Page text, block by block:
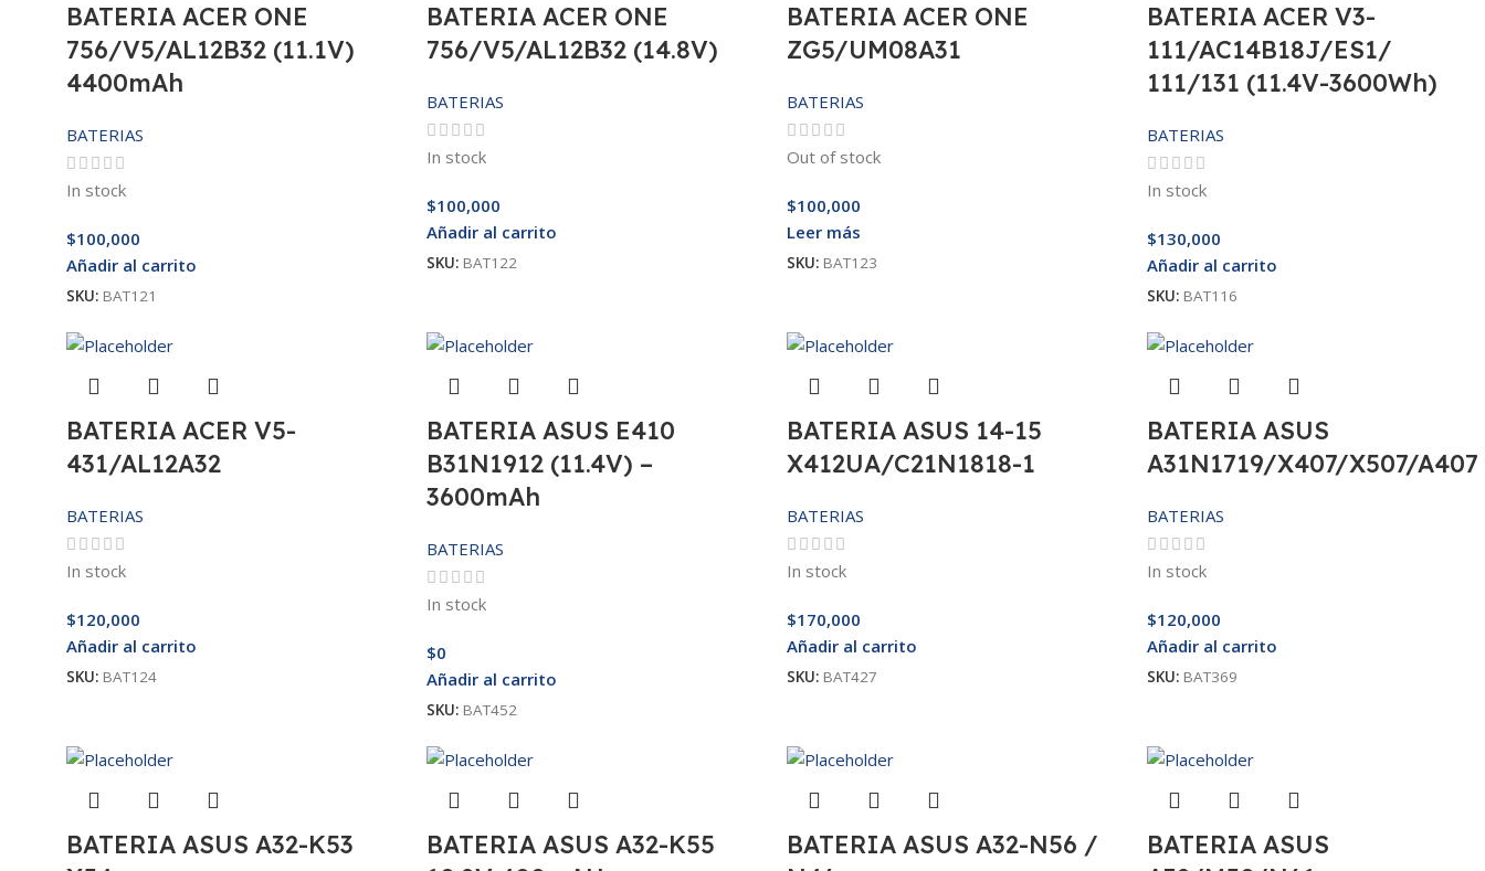
BATERIA ACER ONE
756/V5/AL12B32 (11.1V)
4400mAh
BATERIAS
In stock
$100,000
Añadir al carrito
SKU: BAT121
BATERIA ACER ONE
756/V5/AL12B32 (14.8V)
BATERIAS
In stock
$100,000
Añadir al carrito
SKU: BAT122
BATERIA ACER ONE
ZG5/UM08A31
BATERIAS
Out of stock
$100,000
Leer más
SKU: BAT123
BATERIA ACER V3-
111/AC14B18J/ES1/
111/131 (11.4V-3600Wh)
BATERIAS
In stock
$130,000
Añadir al carrito
SKU: BAT116
BATERIA ACER V5-
431/AL12A32
BATERIAS
In stock
$120,000
Añadir al carrito
SKU: BAT124
BATERIA ASUS E410
B31N1912 (11.4V) –
3600mAh
BATERIAS
In stock
$0
Añadir al carrito
SKU: BAT452
BATERIA ASUS 14-15
X412UA/C21N1818-1
BATERIAS
In stock
$170,000
Añadir al carrito
SKU: BAT427
BATERIA ASUS
A31N1719/X407/X507/A407
BATERIAS
In stock
$120,000
Añadir al carrito
SKU: BAT369
BATERIA ASUS A32-K53
BATERIA ASUS A32-K55
BATERIA ASUS A32-N56 /
BATERIA ASUS